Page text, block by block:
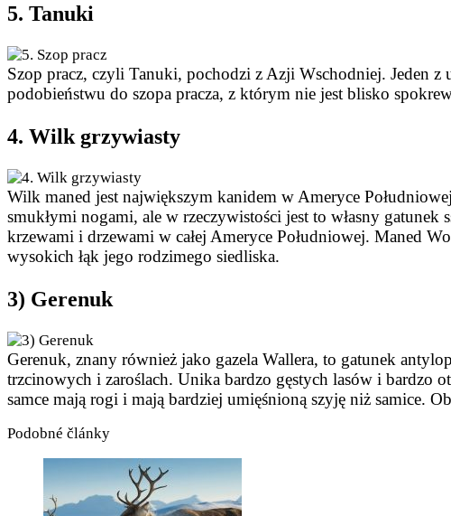
5. Tanuki
Szop pracz, czyli Tanuki, pochodzi z Azji Wschodniej. Jeden
podobieństwu do szopa pracza, z którym nie jest blisko
4. Wilk grzywiasty
Wilk maned jest największym kanidem w Ameryce
smukłymi nogami, ale w rzeczywistości jest to własny gatunek
krzewami i drzewami w całej Ameryce Południowej. Maned
wysokich łąk jego rodzimego siedliska.
3) Gerenuk
Gerenuk, znany również jako gazela Wallera, to gatunek
trzcinowych i zaroślach. Unika bardzo gęstych lasów i bardzo
samce mają rogi i mają bardziej umięśnioną szyję niż samice.
Podobné články